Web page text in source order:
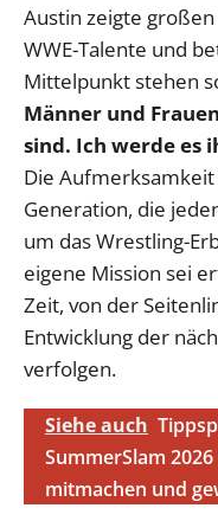
Austin zeigte
WWE-Talente und
Mittelpunkt stehen
Männer und
sind. Ich werde es
Die
Generation, die
um das Wrestling-
eigene Mission sei
Zeit, von der
Entwicklung der
verfolgen.
Siehe auch
SummerSlam
mitmachen und